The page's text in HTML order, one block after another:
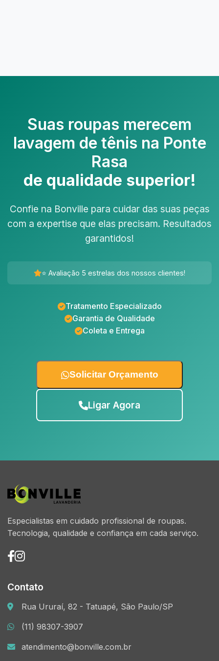
Suas roupas merecem
lavagem de tênis na Ponte
Rasa
de qualidade superior!
Confie na Bonville para cuidar das suas peças
com a expertise que elas precisam. Resultados
garantidos!
⭐ Avaliação 5 estrelas dos nossos clientes!
Tratamento Especializado
Garantia de Qualidade
Coleta e Entrega
Solicitar Orçamento
Ligar Agora
Especialistas em cuidado profissional de roupas.
Tecnologia, qualidade e confiança em cada serviço.
Contato
Rua Ururaí, 82 - Tatuapé, São Paulo/SP
(11) 98307-3907
atendimento@bonville.com.br